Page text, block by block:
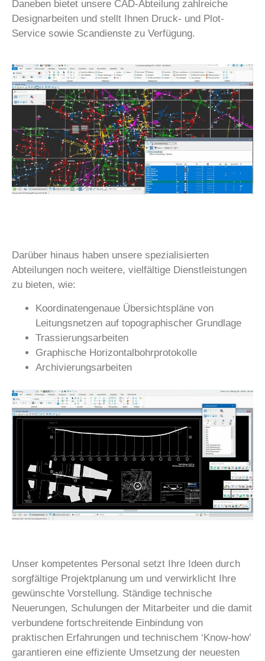
Daneben bietet unsere CAD-Abteilung zahlreiche
Designarbeiten und stellt Ihnen Druck- und Plot-
Service sowie Scandienste zu Verfügung.
Darüber hinaus haben unsere spezialisierten
Abteilungen noch weitere, vielfältige Dienstleistungen
zu bieten, wie:
Koordinatengenaue Übersichtspläne von
Leitungsnetzen auf topographischer Grundlage
Trassierungsarbeiten
Graphische Horizontalbohrprotokolle
Archivierungsarbeiten
Unser kompetentes Personal setzt Ihre Ideen durch
sorgfältige Projektplanung um und verwirklicht Ihre
gewünschte Vorstellung. Ständige technische
Neuerungen, Schulungen der Mitarbeiter und die damit
verbundene fortschreitende Einbindung von
praktischen Erfahrungen und technischem ‘Know-how’
garantieren eine effiziente Umsetzung der neuesten